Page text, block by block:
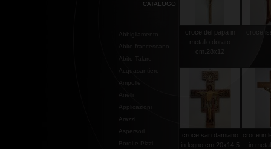
CATALOGO
Abbigliamento
Abito francescano
Abito Talare
Acquasantiere
Ampolle
Anelli
Applicazioni
Arazzi
Aspersori
Bordi e Pizzi
croce del papa in
metallo dorato
cm.28x12
croce san damiano
in legno cm.20x14,5
croce in
in